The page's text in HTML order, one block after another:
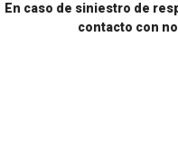
En caso de siniestro de
contacto con